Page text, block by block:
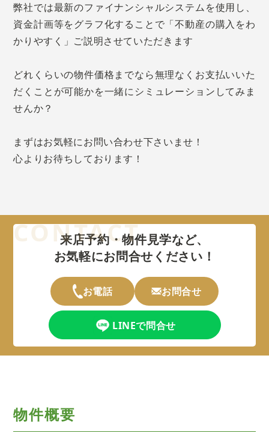
弊社では最新のファイナンシャルシステムを使用し、
資金計画等をグラフ化することで「不動産の購入をわ
かりやすく」ご説明させていただきます
どれくらいの物件価格までなら無理なくお支払いいた
だくことが可能かを一緒にシミュレーションしてみま
せんか？
まずはお気軽にお問い合わせ下さいませ！
心よりお待ちしております！
来店予約・物件見学など、
お気軽にお問合せください！
お電話 お問合せ
LINEで問合せ
物件概要